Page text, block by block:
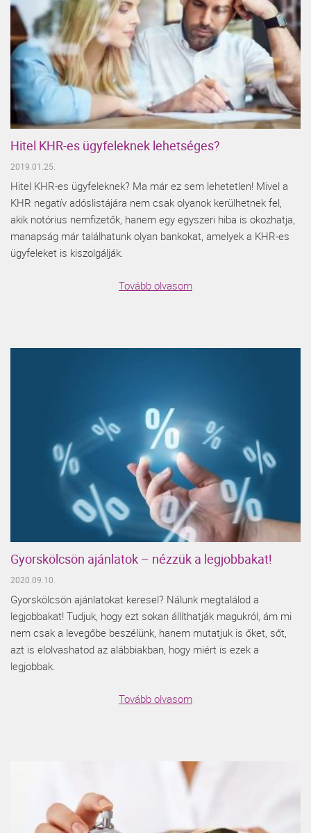
Hitel KHR-es ügyfeleknek lehetséges?
2019.01.25.
Hitel KHR-es ügyfeleknek? Ma már ez sem lehetetlen! Mivel a
KHR negatív adóslistájára nem csak olyanok kerülhetnek fel,
akik notórius nemfizetők, hanem egy egyszeri hiba is okozhatja,
manapság már találhatunk olyan bankokat, amelyek a KHR-es
ügyfeleket is kiszolgálják.
Tovább olvasom
Gyorskölcsön ajánlatok – nézzük a legjobbakat!
2020.09.10.
Gyorskölcsön ajánlatokat keresel? Nálunk megtalálod a
legjobbakat! Tudjuk, hogy ezt sokan állíthatják magukról, ám mi
nem csak a levegőbe beszélünk, hanem mutatjuk is őket, sőt,
azt is elolvashatod az alábbiakban, hogy miért is ezek a
legjobbak.
Tovább olvasom